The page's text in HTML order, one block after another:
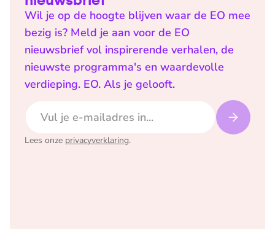
Wil je op de hoogte blijven waar de EO mee
bezig is? Meld je aan voor de EO
nieuwsbrief vol inspirerende verhalen, de
nieuwste programma's en waardevolle
verdieping. EO. Als je gelooft.
Lees onze privacyverklaring.